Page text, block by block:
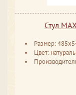
Стул
Размер:
Цвет: